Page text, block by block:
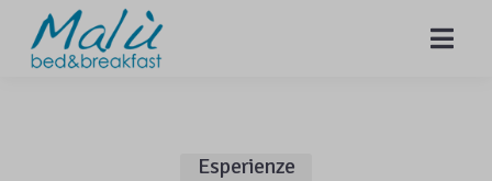
MENU
Esperienze